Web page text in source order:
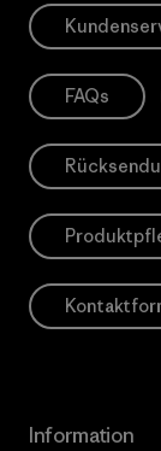
FAQs
Information